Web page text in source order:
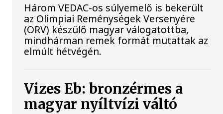
Három VEDAC-os súlyemelő is bekerült
az Olimpiai Reménységek Versenyére
(ORV) készülő magyar válogatottba,
mindhárman remek formát mutattak az
elmúlt hétvégén.
Vizes Eb: bronzérmes a
magyar nyíltvízi váltó